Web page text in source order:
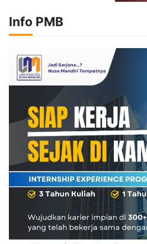
Info PMB